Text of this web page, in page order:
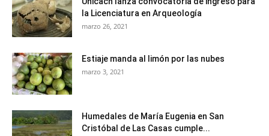
la Licenciatura en Arqueología
marzo 26, 2021
Estiaje manda al limón por las nubes
marzo 3, 2021
Humedales de María Eugenia en San
Cristóbal de Las Casas cumple...